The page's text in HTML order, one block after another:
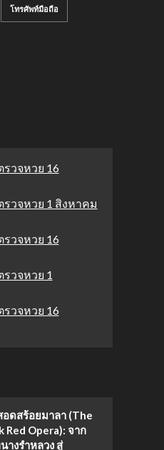
โทรศัพท์มือถือ
วจหวย 16
วจหวย 1 สิงหาคม
วจหวย 16
วจหวย 1
วจหวย 16
อดสร้อยมาลา (The
Red Opera): จาก
างรำหลวง สู่